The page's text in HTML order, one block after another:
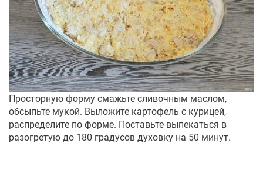
Просторную форму смажьте сливочным маслом,
обсыпьте мукой. Выложите картофель с курицей,
распределите по форме. Поставьте выпекаться в
разогретую до 180 градусов духовку на 50 минут.